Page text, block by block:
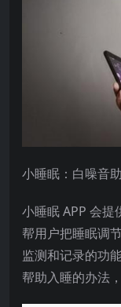
小睡眠：白噪音
小睡眠 APP 会
帮用户把睡眠调
监测和记录的功
帮助入睡的办法